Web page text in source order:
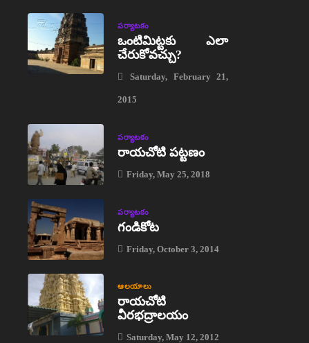
పర్యాటకం
ఒంటిమిట్టకు ఎలా
చేరుకోవచ్చు?
Saturday, February 21,
2015
పర్యాటకం
రాయచోటి పట్టణం
Friday, May 25, 2018
పర్యాటకం
గండికోట
Friday, October 3, 2014
ఆలయాలు
రాయచోటి
వీరభద్రాలయం
Saturday, May 12, 2012